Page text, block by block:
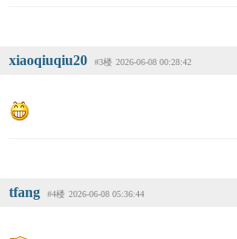
xiaoqiuqiu20 #3楼 2026-06-08 00:28:42
tfang #4楼 2026-06-08 05:36:44